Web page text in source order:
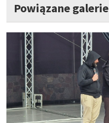
Powiązane galerie